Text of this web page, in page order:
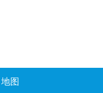
地图